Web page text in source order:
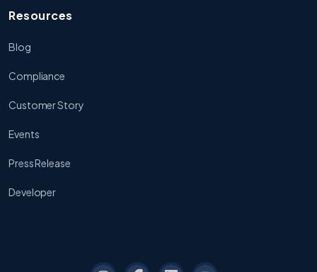
Resources
Blog
Compliance
Customer Story
Events
Press Release
Developer